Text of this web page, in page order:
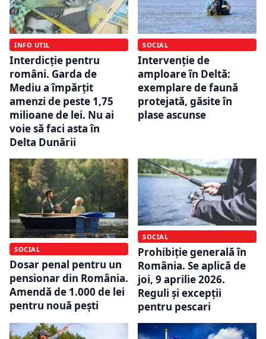
INFO UTIL
Interdicție pentru
români. Garda de
Mediu a împărțit
amenzi de peste 1,75
milioane de lei. Nu ai
voie să faci asta în
Delta Dunării
SOCIAL
Intervenție de
amploare în Deltă:
exemplare de faună
protejată, găsite în
plase ascunse
SOCIAL
Dosar penal pentru un
pensionar din România.
Amendă de 1.000 de lei
pentru nouă pești
SOCIAL
Prohibiție generală în
România. Se aplică de
joi, 9 aprilie 2026.
Reguli și excepții
pentru pescari